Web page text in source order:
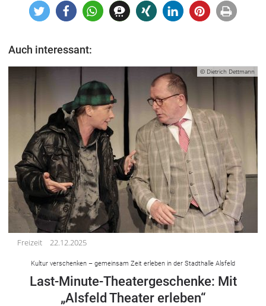
Auch interessant:
© Dietrich Dettmann
Freizeit 22.12.2025
Kultur verschenken – gemeinsam Zeit erleben in der Stadthalle Alsfeld
Last-Minute-Theatergeschenke: Mit
„Alsfeld Theater erleben“